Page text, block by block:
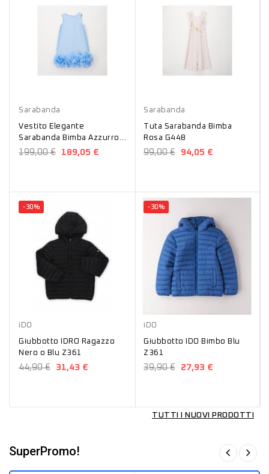
Sarabanda
Vestito Elegante
Sarabanda Bimba Azzurro
G452
199,00 € 189,05 €
Sarabanda
Tuta Sarabanda Bimba
Rosa G448
99,00 € 94,05 €
-30%
iDO
Giubbotto IDRO Ragazzo
Nero o Blu Z361
44,90 € 31,43 €
-30%
iDO
Giubbotto IDO Bimbo Blu
Z361
39,90 € 27,93 €
TUTTI I NUOVI PRODOTTI
SuperPromo!